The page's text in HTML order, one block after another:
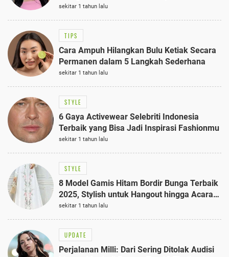
Anggun dengan Kaftan Cokelat
sekitar 1 tahun lalu
TIPS
Cara Ampuh Hilangkan Bulu Ketiak Secara
Permanen dalam 5 Langkah Sederhana
sekitar 1 tahun lalu
STYLE
6 Gaya Activewear Selebriti Indonesia
Terbaik yang Bisa Jadi Inspirasi Fashionmu
sekitar 1 tahun lalu
STYLE
8 Model Gamis Hitam Bordir Bunga Terbaik
2025, Stylish untuk Hangout hingga Acara
Semi-Formal
sekitar 1 tahun lalu
UPDATE
Perjalanan Milli: Dari Sering Ditolak Audisi